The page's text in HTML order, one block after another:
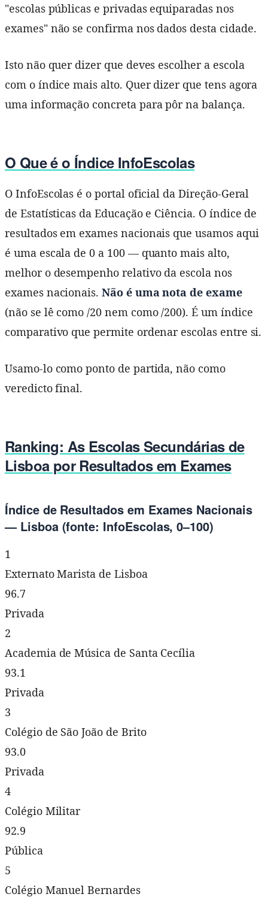
"escolas públicas e privadas equiparadas nos
exames" não se confirma nos dados desta cidade.
Isto não quer dizer que deves escolher a escola
com o índice mais alto. Quer dizer que tens agora
uma informação concreta para pôr na balança.
O Que é o Índice InfoEscolas
O InfoEscolas é o portal oficial da Direção-Geral
de Estatísticas da Educação e Ciência. O índice de
resultados em exames nacionais que usamos aqui
é uma escala de 0 a 100 — quanto mais alto,
melhor o desempenho relativo da escola nos
exames nacionais.Não é uma nota de exame
(não se lê como /20 nem como /200). É um índice
comparativo que permite ordenar escolas entre si.
Usamo-lo como ponto de partida, não como
veredicto final.
Ranking: As Escolas Secundárias de
Lisboa por Resultados em Exames
Índice de Resultados em Exames Nacionais
— Lisboa (fonte: InfoEscolas, 0–100)
1
Externato Marista de Lisboa
96.7
Privada
2
Academia de Música de Santa Cecília
93.1
Privada
3
Colégio de São João de Brito
93.0
Privada
4
Colégio Militar
92.9
Pública
5
Colégio Manuel Bernardes